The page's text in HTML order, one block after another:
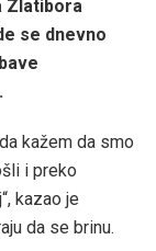
Zlatibora
se dnevno
kažem da smo
i preko
kazao je
da se brinu.